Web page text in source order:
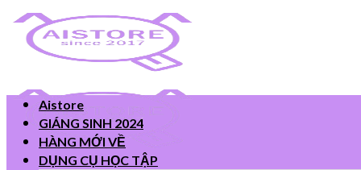
Aistore
GIÁNG SINH 2024
HÀNG MỚI VỀ
DỤNG CỤ HỌC TẬP